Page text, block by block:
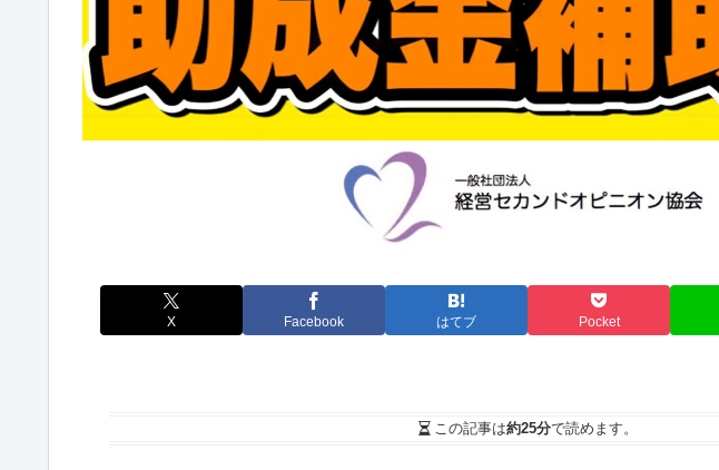
X Facebook はてブ Pocket
この記事は約25分で読めます。